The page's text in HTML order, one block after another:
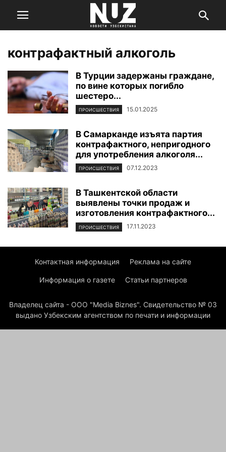
контрафактный алкоголь
В Турции задержаны граждане,
по вине которых погибло
шестеро...
ПРОИСШЕСТВИЯ 15.01.2025
В Самарканде изъята партия
контрафактного, непригодного
для употребления алкоголя...
ПРОИСШЕСТВИЯ 07.12.2023
В Ташкентской области
выявлены точки продаж и
изготовления контрафактного...
ПРОИСШЕСТВИЯ 17.11.2023
Контактная информация Реклама на сайте
Информация о газете Статьи партнеров
Владелец сайта - ООО "Media Biznes". Свидетельство № 03
выдано Узбекским агентством по печати и информации